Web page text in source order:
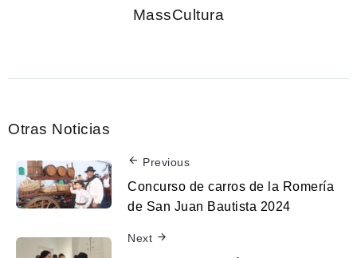
MassCultura
Otras Noticias
Previous
Concurso de carros de la Romería
de San Juan Bautista 2024
Next